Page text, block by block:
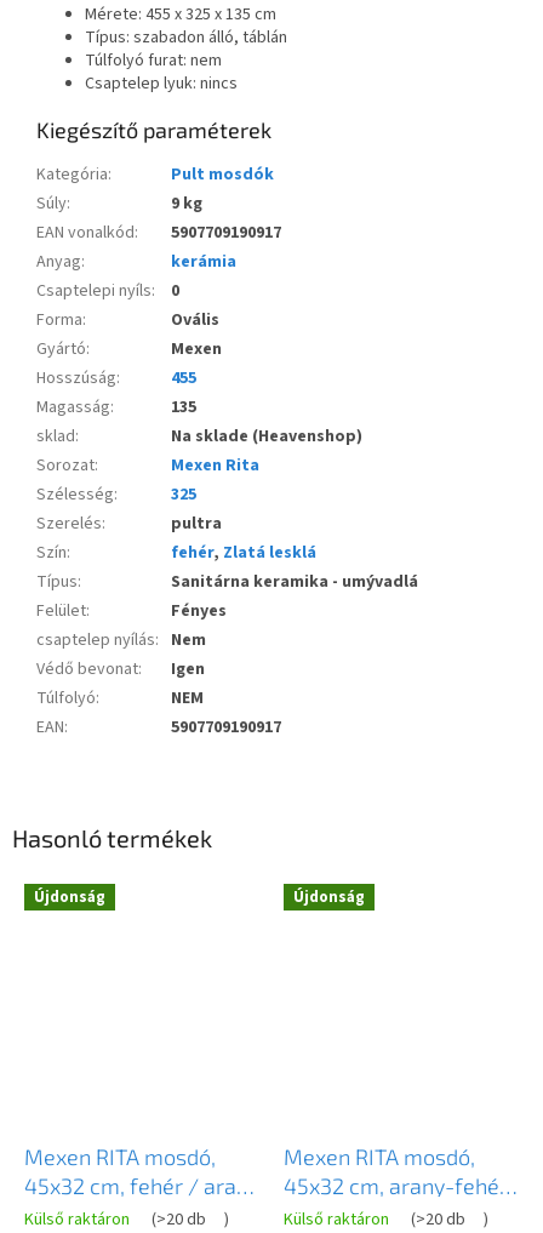
Mérete: 455 x 325 x 135 cm
Típus: szabadon álló, táblán
Túlfolyó furat: nem
Csaptelep lyuk: nincs
Kiegészítő paraméterek
Kategória:
Pult mosdók
Súly:
9 kg
EAN vonalkód:
5907709190917
Anyag:
kerámia
Csaptelepi nyíls:
0
Forma:
Ovális
Gyártó:
Mexen
Hosszúság:
455
Magasság:
135
sklad:
Na sklade (Heavenshop)
Sorozat:
Mexen Rita
Szélesség:
325
Szerelés:
pultra
Szín: fehér, Zlatá lesklá
Típus:
Sanitárna keramika - umývadlá
Felület:
Fényes
csaptelep nyílás: Nem
Védő bevonat:
Igen
Túlfolyó:
NEM
EAN: 5907709190917
Hasonló termékek
Újdonság
Mexen RITA mosdó,
45x32 cm, fehér / arany
margó, 21084505
Külső raktáron (>20 db )
Újdonság
Mexen RITA mosdó,
45x32 cm, arany-fehér,
21084553
Külső raktáron (>20 db )